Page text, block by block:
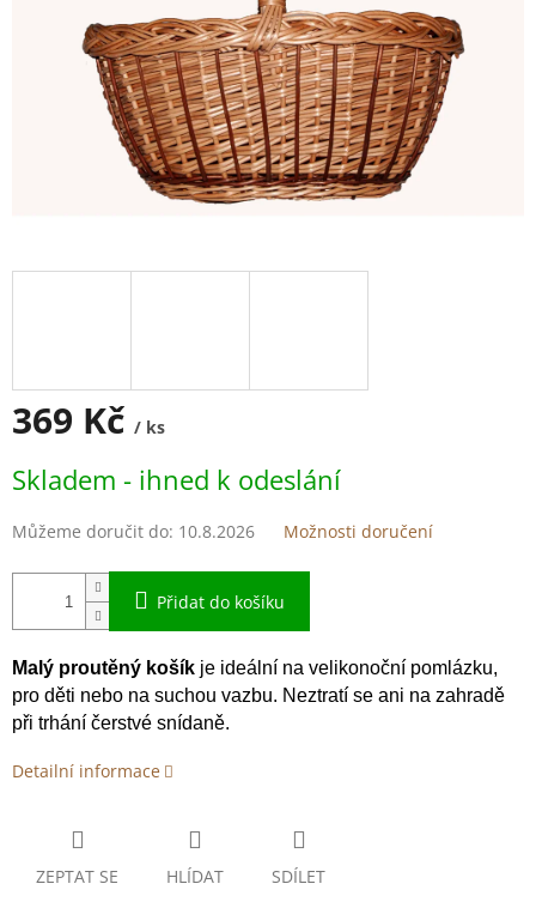
369 Kč / ks
cena:
Skladem - ihned k odeslání
Můžeme doručit do: 10.8.2026 Možnosti doručení
Přidat do košíku
Malý proutěný košík je ideální na velikonoční pomlázku,
pro děti nebo na suchou vazbu. Neztratí se ani na zahradě
při trhání čerstvé snídaně.
Detailní informace
ZEPTAT SE HLÍDAT SDÍLET